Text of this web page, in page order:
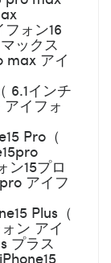
ォン16
ックス
max アイ
6.1インチ
イフォ
Pro（
ン15プロ
アイフ
Plus（
ン アイ
プラス